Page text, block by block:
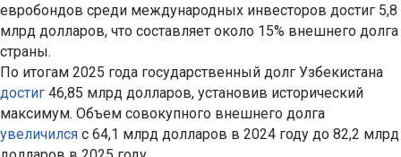
евробондов среди международных инвесторов достиг 5,8
млрд долларов, что составляет около 15% внешнего долга
страны.
По итогам 2025 года государственный долг Узбекистана
достиг 46,85 млрд долларов, установив исторический
максимум. Объем совокупного внешнего долга
увеличился с 64,1 млрд долларов в 2024 году до 82,2 млрд